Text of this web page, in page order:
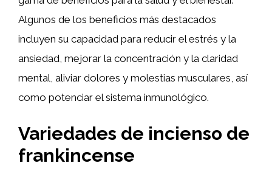
Algunos de los beneficios más destacados
incluyen su capacidad para reducir el estrés y la
ansiedad, mejorar la concentración y la claridad
mental, aliviar dolores y molestias musculares, así
como potenciar el sistema inmunológico.
Variedades de incienso de
frankincense